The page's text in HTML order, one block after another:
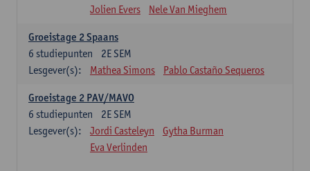
Jolien Evers
Nele Van Mieghem
Groeistage 2 Spaans
2E SEM
6 studiepunten
Lesgever(s):
Mathea Simons Pablo Castaño Sequeros
Groeistage 2 PAV/MAVO
2E SEM
6 studiepunten
Lesgever(s):
Jordi Casteleyn
Gytha Burman
Eva Verlinden